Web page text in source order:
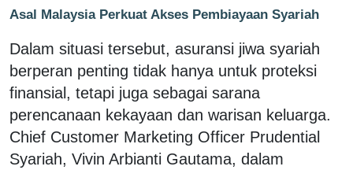
Asal Malaysia Perkuat Akses Pembiayaan Syariah
Dalam situasi tersebut, asuransi jiwa syariah
berperan penting tidak hanya untuk proteksi
finansial, tetapi juga sebagai sarana
perencanaan kekayaan dan warisan keluarga.
Chief Customer Marketing Officer Prudential
Syariah, Vivin Arbianti Gautama, dalam